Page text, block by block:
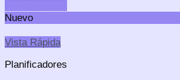
Nuevo
Vista Rápida
Planificadores